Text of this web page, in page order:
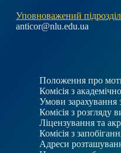
Уповноважений
anticor@nlu.edu.ua
Положення про
Комісія з
Умови
Комісія з розгляду
Ліцензування та
Комісія з
Адреси